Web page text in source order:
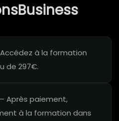
à la formation
de 297€.
Après paiement,
à la formation dans